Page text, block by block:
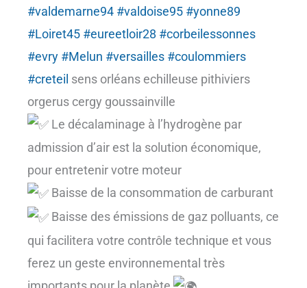
#valdemarne94 #valdoise95 #yonne89
#Loiret45 #eureetloir28 #corbeilessonnes
#evry #Melun #versailles #coulommiers
#creteil sens orléans echilleuse pithiviers
orgerus cergy goussainville
Le décalaminage à l’hydrogène par
admission d’air est la solution économique,
pour entretenir votre moteur
Baisse de la consommation de carburant
Baisse des émissions de gaz polluants, ce
qui facilitera votre contrôle technique et vous
ferez un geste environnemental très